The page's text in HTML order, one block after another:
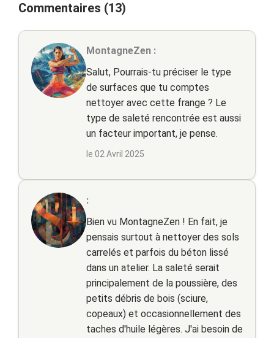
Commentaires (13)
MontagneZen :
Salut, Pourrais-tu préciser le type
de surfaces que tu comptes
nettoyer avec cette frange ? Le
type de saleté rencontrée est aussi
un facteur important, je pense.
le 02 Avril 2025
:
Bien vu MontagneZen ! En fait, je
pensais surtout à nettoyer des sols
carrelés et parfois du béton lissé
dans un atelier. La saleté serait
principalement de la poussière, des
petits débris de bois (sciure,
copeaux) et occasionnellement des
taches d'huile légères. J'ai besoin de